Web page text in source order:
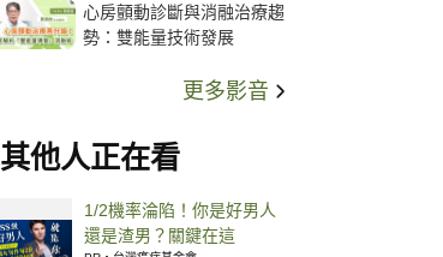
解析支架種類、風險與選擇
關鍵
心房顫動診斷與消融治療趨
勢：雙能量技術發展
更多影音
其他人正在看
1/2機率淪陷！你是好男人
還是渣男？關鍵在這